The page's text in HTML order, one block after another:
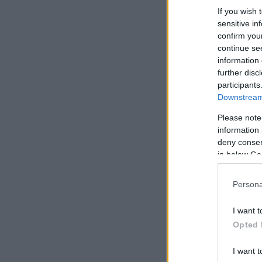
If you wish
sensitive
confirm
continue
information
further
Please
information
deny
in below
I want
Opted
I want